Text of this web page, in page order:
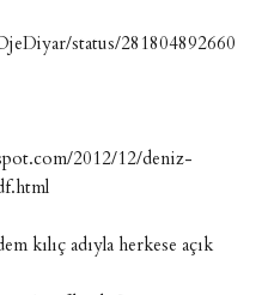
status/281804892660
2012/12/deniz-
kılıç adıyla herkese açık